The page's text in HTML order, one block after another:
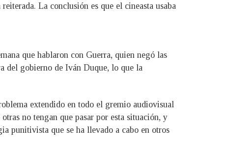
La conclusión es que el cineasta usaba
que hablaron con Guerra, quien negó las
del gobierno de Iván Duque, lo que la
extendido en todo el gremio audiovisual
no tengan que pasar por esta situación, y
punitivista que se ha llevado a cabo en otros